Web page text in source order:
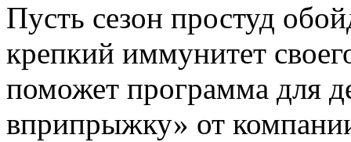
Пусть сезон простуд
крепкий иммунитет
поможет программа для
вприпрыжку» от